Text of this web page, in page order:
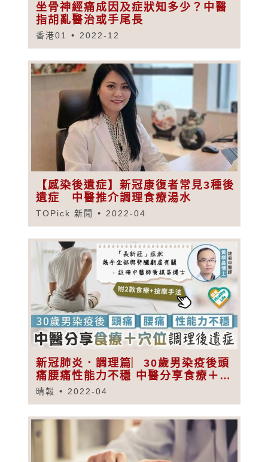
坐骨神經痛成因及症狀知多少？中醫
指胡亂醫治或手尾長
香港01 2022-12
【感染後遺症】新冠康復者常見3種後
遺症 中醫推介調理食療湯水
TOPick 新聞 2022-04
新冠肺炎．調理篇︳30歲男染疫後頭
痛腰痛性能力不穩 中醫分享食療＋穴
位調理後遺症
晴報 2022-04